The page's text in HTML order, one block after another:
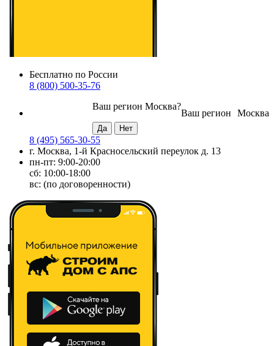
Бесплатно по России
8 (800) 500-35-76
Москва
Ваш регион
Ваш регион Москва?
8 (495) 565-30-55
г. Москва, 1-й Красносельский переулок д. 13
пн-пт: 9:00-20:00
сб: 10:00-18:00
вс: (по договоренности)